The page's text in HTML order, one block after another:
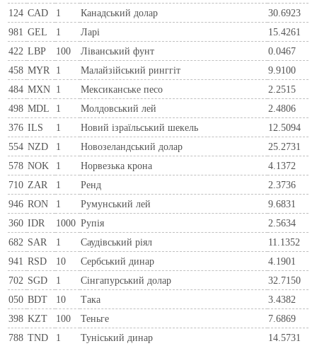
124 CAD 1 Канадський долар
30.6923
981 GEL 1 Ларi
15.4261
422 LBP 100 Ліванський фунт
0.0467
458 MYR 1 Малайзійський ринггіт
9.9100
484 MXN 1 Мексиканське песо
2.2515
498 MDL 1 Молдовський лей
2.4806
376 ILS 1 Новий ізраїльський шекель
12.5094
554 NZD 1 Новозеландський долар
25.2731
578 NOK 1 Норвезька крона
4.1372
710 ZAR 1 Ренд
2.3736
946 RON 1 Румунський лей
9.6831
360 IDR 1000 Рупія
2.5634
682 SAR 1 Саудівський ріял
11.1352
941 RSD 10 Сербський динар
4.1901
702 SGD 1 Сінгапурський долар
32.7150
050 BDT 10 Така
3.4382
398 KZT 100 Теньге
7.6869
788 TND 1 Туніський динар 14.5731